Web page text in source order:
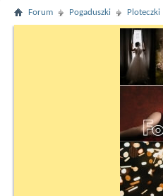
Forum Pogaduszki Ploteczki